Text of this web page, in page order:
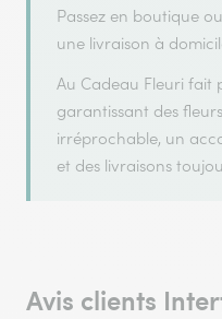
Passez en boutique
une livraison à
Au Cadeau Fleuri fait
garantissant des
irréprochable, un
et des livraisons
Avis clients